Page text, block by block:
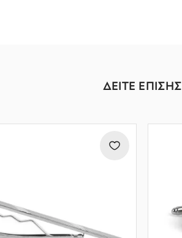
ΔΕΙΤΕ ΕΠΙΣΗΣ